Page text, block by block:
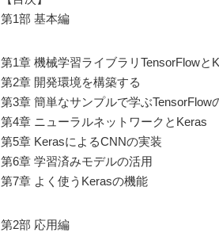
第1部 基本編
第1章 機械学習ライブラリTensorFlowと
第2章 開発環境を構築する
第3章 簡単なサンプルで学ぶTensorFlow
第4章 ニューラルネットワークとKeras
第5章 KerasによるCNNの実装
第6章 学習済みモデルの活用
第7章 よく使うKerasの機能
第2部 応用編